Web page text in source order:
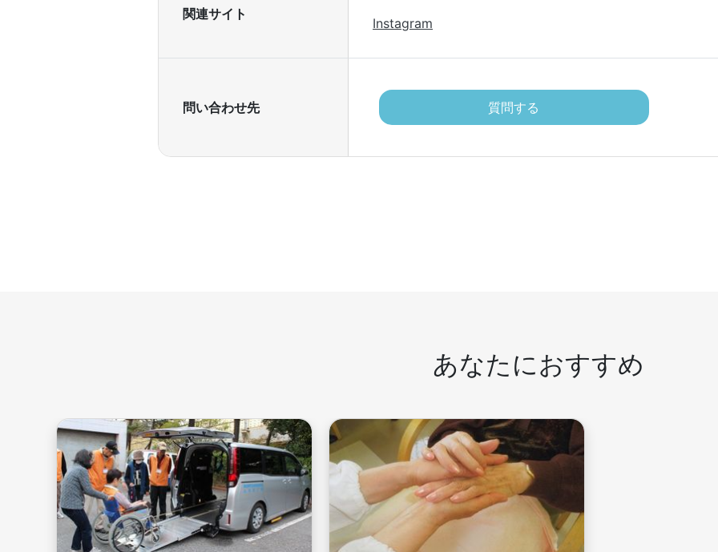
関連サイト
Instagram
問い合わせ先 質問する
あなたにおすすめ